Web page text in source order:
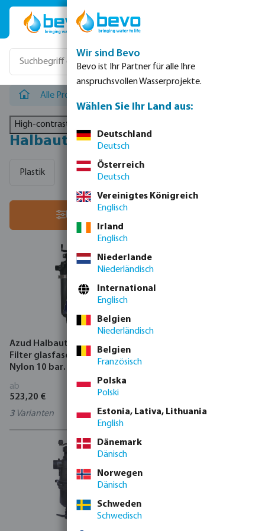
Zum Hauptinhalt springen
Alle Produkte
High-contrast mode
Halbautomatische Meshfilter
Plastik
Filter
Azud Halbautomatischer
Filter glasfaserverstärktes
Nylon 10 bar
Außengewinde Schwarz
ab
523,20 €
3 Varianten
Außengewinde Schwarz
3Varianten
Wir sind Bevo
Bevo ist Ihr Partner für alle Ihre
anspruchsvollen Wasserprojekte.
Wählen Sie Ihr Land aus:
Deutschland
Deutsch
Österreich
Deutsch
Vereinigtes Königreich
Englisch
Irland
Englisch
Niederlande
Niederländisch
International
Englisch
Belgien
Niederländisch
Belgien
Französisch
Polska
Polski
Estonia, Lativa, Lithuania
English
Dänemark
Dänisch
Norwegen
Dänisch
Schweden
Schwedisch